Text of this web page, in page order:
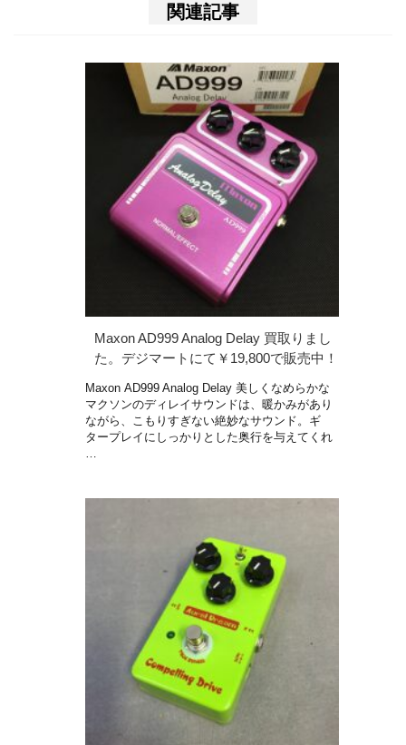
関連記事
Maxon AD999 Analog Delay 買取りまし
た。デジマートにて￥19,800で販売中！
Maxon AD999 Analog Delay 美しくなめらかな
マクソンのディレイサウンドは、暖かみがあり
ながら、こもりすぎない絶妙なサウンド。ギ
タープレイにしっかりとした奥行を与えてくれ